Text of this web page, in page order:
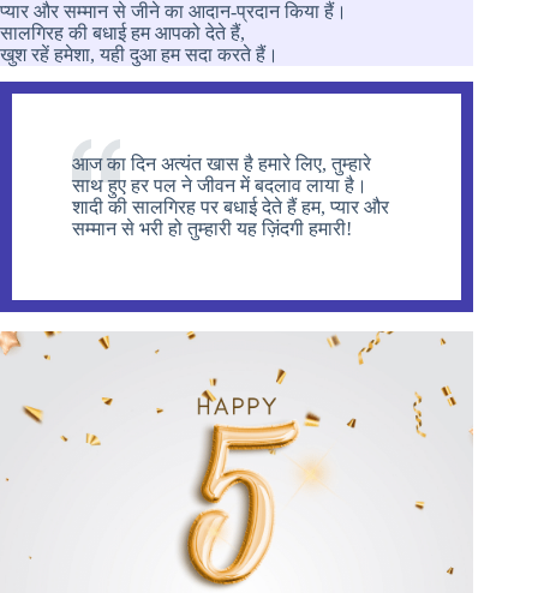
प्यार और सम्मान से जीने का आदान-प्रदान किया हैं।
सालगिरह की बधाई हम आपको देते हैं,
खुश रहें हमेशा, यही दुआ हम सदा करते हैं।
आज का दिन अत्यंत खास है हमारे लिए, तुम्हारे
साथ हुए हर पल ने जीवन में बदलाव लाया है।
शादी की सालगिरह पर बधाई देते हैं हम, प्यार और
सम्मान से भरी हो तुम्हारी यह ज़िंदगी हमारी!